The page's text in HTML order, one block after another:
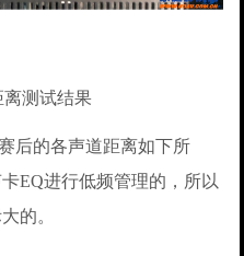
测试结果
的各声道距离如下所
EQ进行低频管理的，所以
的。